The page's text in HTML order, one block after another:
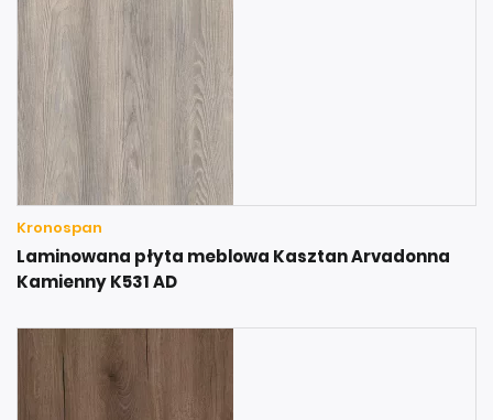
Kronospan
Laminowana płyta meblowa Kasztan Arvadonna
Kamienny K531 AD